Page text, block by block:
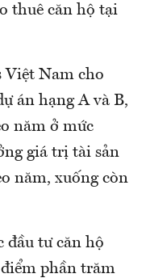
thuê căn hộ tại
Việt Nam cho
án hạng A và B,
năm ở mức
giá trị tài sản
năm, xuống còn
đầu tư căn hộ
phần trăm